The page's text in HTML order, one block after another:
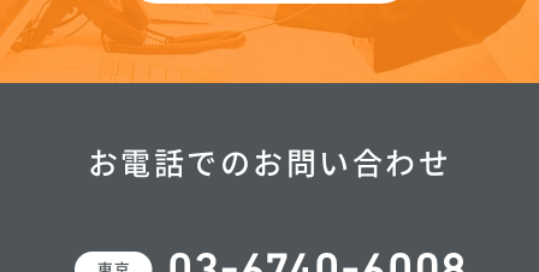
お電話でのお問い合わせ